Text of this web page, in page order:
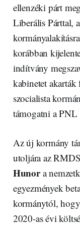
ellenzéki párt
Liberális Párttal,
korábban
indítvány
kabinetet
szocialista
támogatni a
Az új kormány
utoljára az
Hunora
egyezmények
kormánytól,
2020-as évi